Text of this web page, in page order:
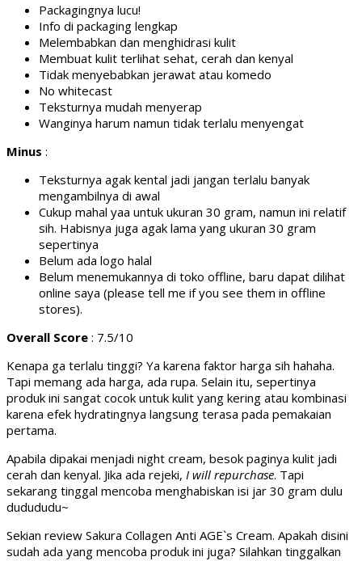
Packagingnya lucu!
Info di packaging lengkap
Melembabkan dan menghidrasi kulit
Membuat kulit terlihat sehat, cerah dan kenyal
Tidak menyebabkan jerawat atau komedo
No whitecast
Teksturnya mudah menyerap
Wanginya harum namun tidak terlalu menyengat
Minus :
Teksturnya agak kental jadi jangan terlalu banyak
mengambilnya di awal
Cukup mahal yaa untuk ukuran 30 gram, namun ini relatif
sih. Habisnya juga agak lama yang ukuran 30 gram
sepertinya
Belum ada logo halal
Belum menemukannya di toko offline, baru dapat dilihat
online saya (please tell me if you see them in offline
stores).
Overall Score : 7.5/10
Kenapa ga terlalu tinggi? Ya karena faktor harga sih hahaha.
Tapi memang ada harga, ada rupa. Selain itu, sepertinya
produk ini sangat cocok untuk kulit yang kering atau kombinasi
karena efek hydratingnya langsung terasa pada pemakaian
pertama.
Apabila dipakai menjadi night cream, besok paginya kulit jadi
cerah dan kenyal. Jika ada rejeki, I will repurchase. Tapi
sekarang tinggal mencoba menghabiskan isi jar 30 gram dulu
dudududu~
Sekian review Sakura Collagen Anti AGE`s Cream. Apakah disini
sudah ada yang mencoba produk ini juga? Silahkan tinggalkan